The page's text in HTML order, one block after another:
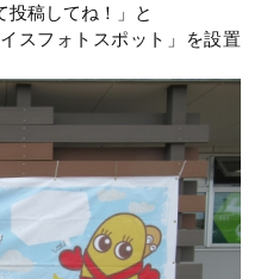
投稿してね！」と
スフォトスポット」を設置